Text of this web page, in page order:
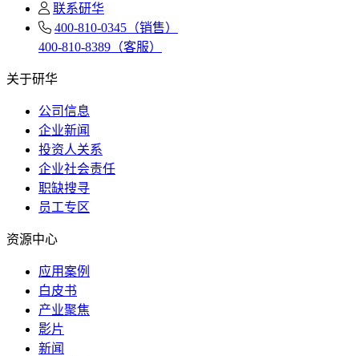
联系研华
400-810-0345（销售）
400-810-8389（客服）
关于研华
公司信息
企业新闻
投资人关系
企业社会责任
职缺搜寻
员工专区
资源中心
应用案例
白皮书
产业聚焦
影片
新闻